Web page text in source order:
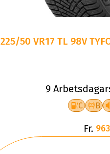
225/50 VR17 TL 98V
9
C B
Fr.